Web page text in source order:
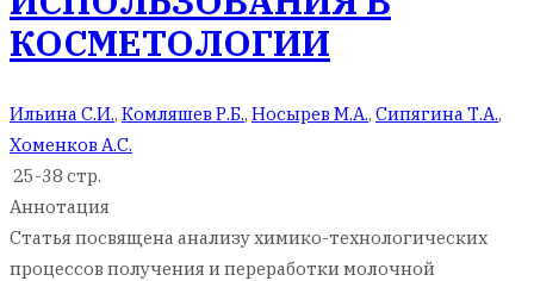
КОСМЕТОЛОГИИ
Ильина С.И., Комляшев Р.Б., Носырев М.А., Сипягина Т.А.,
Хоменков А.С.
25-38 стр.
Аннотация
Статья посвящена анализу химико-технологических
процессов получения и переработки молочной